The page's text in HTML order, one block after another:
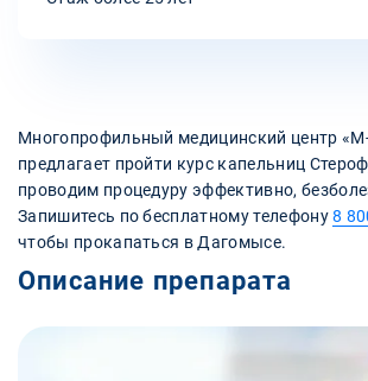
Многопрофильный медицинский центр «‎М-
предлагает пройти курс капельниц
проводим процедуру эффективно,
Запишитесь по бесплатному телефону8
чтобы прокапаться в Дагомысе.
Описание препарата